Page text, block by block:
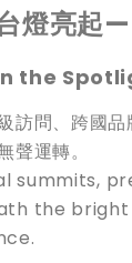
燈亮起
the
訪問、跨國
聲運轉。
summits,
the